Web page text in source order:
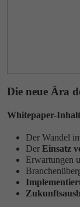
Die neue Ära
Whitepaper-
Der Wandel
Der Einsatz
Erwartungen